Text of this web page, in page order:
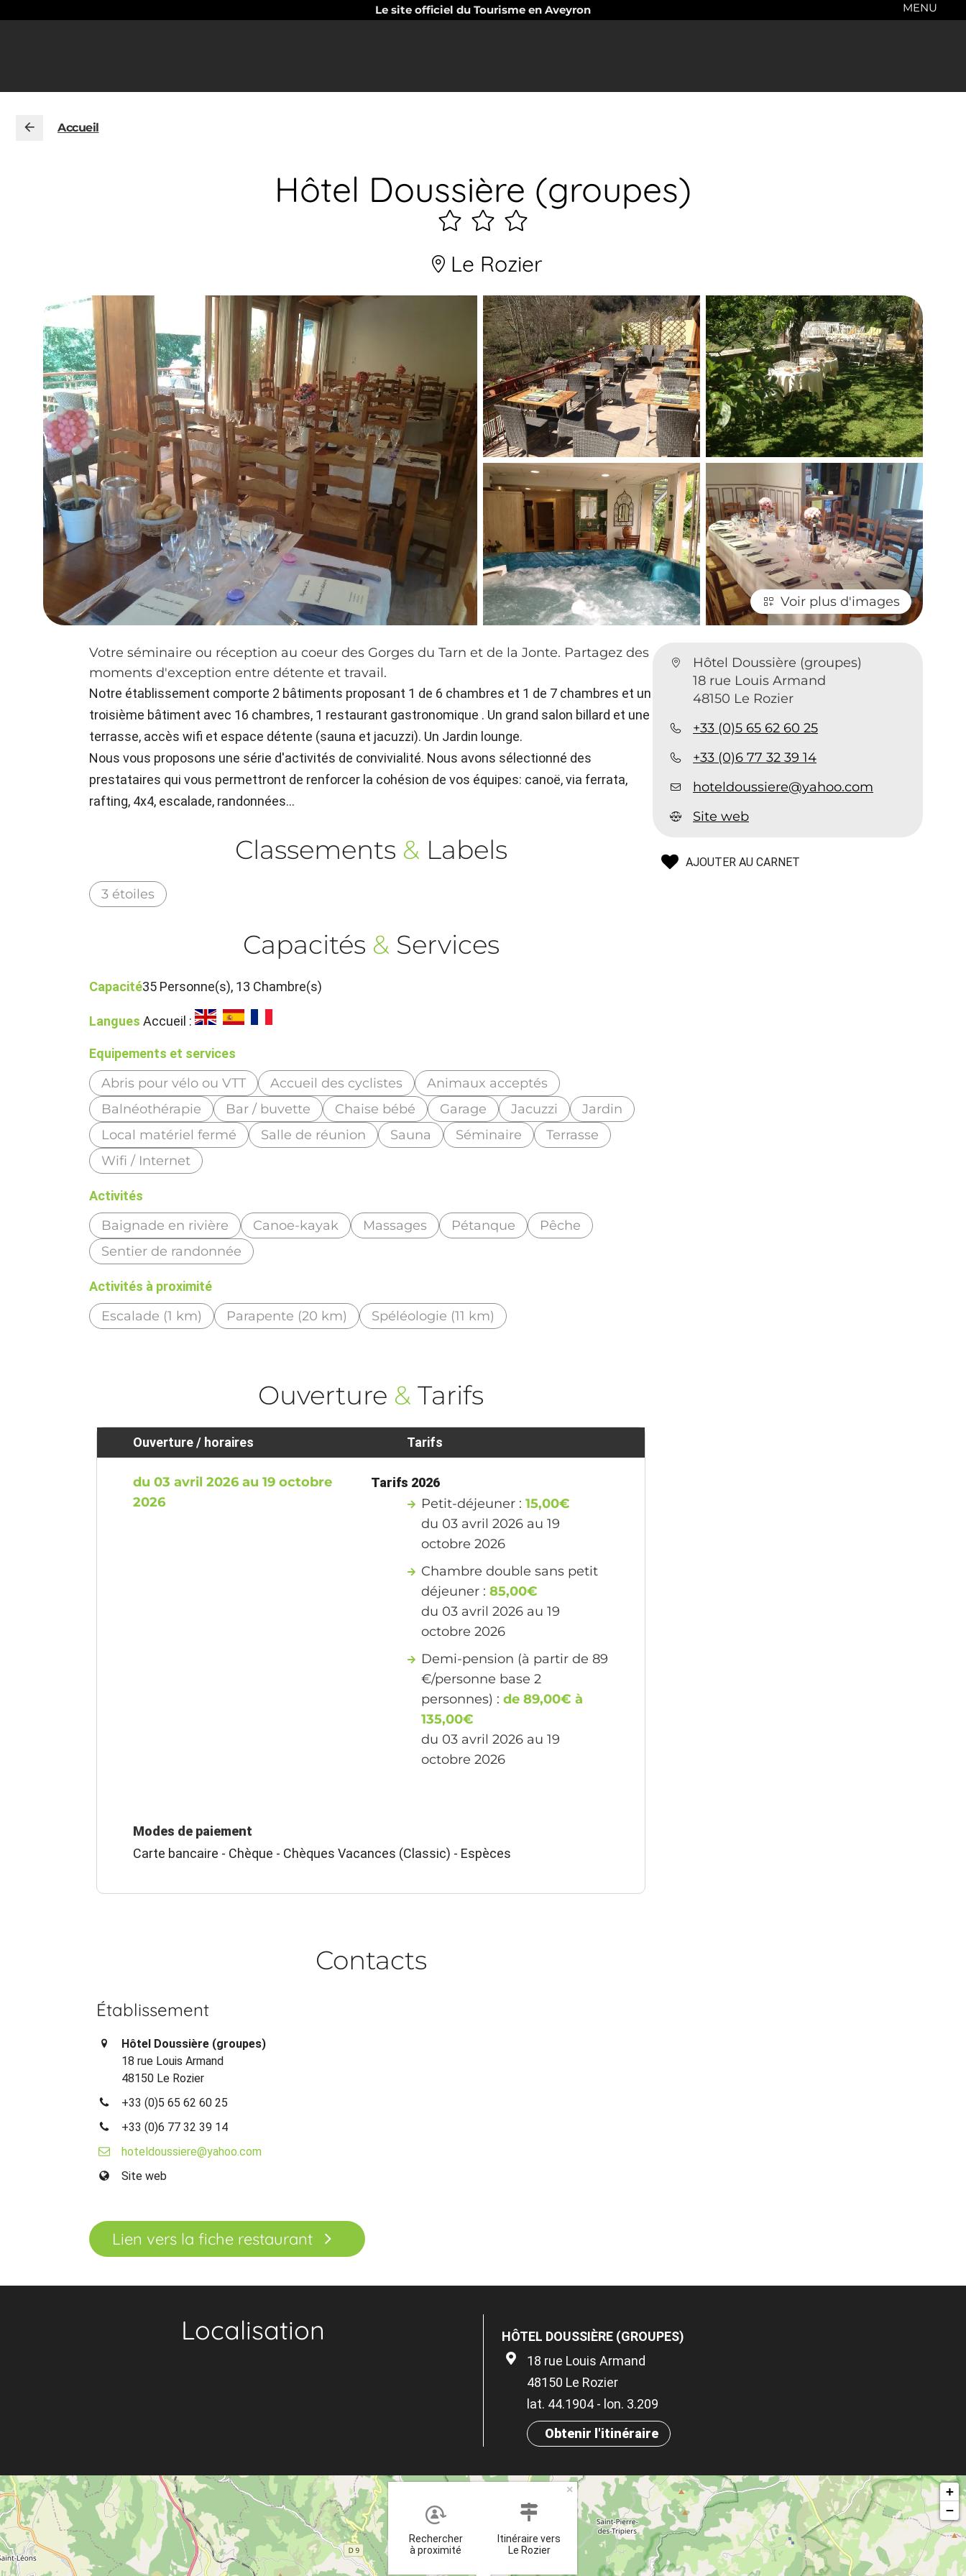
Le site officiel du Tourisme en Aveyron MENU
Accueil
Hôtel Doussière (groupes)
3
étoiles
Le Rozier
Voir plus d'images
Hôtel Doussière (groupes)
18 rue Louis Armand
48150 Le Rozier
+33 (0)5 65 62 60 25
+33 (0)6 77 32 39 14
hoteldoussiere@yahoo.com
Site web
AJOUTER AU CARNET
Votre séminaire ou réception au coeur des Gorges du Tarn et de la Jonte. Partagez des
moments d'exception entre détente et travail.
Notre établissement comporte 2 bâtiments proposant 1 de 6 chambres et 1 de 7 chambres et un
troisième bâtiment avec 16 chambres, 1 restaurant gastronomique . Un grand salon billard et une
terrasse, accès wifi et espace détente (sauna et jacuzzi). Un Jardin lounge.
Nous vous proposons une série d'activités de convivialité. Nous avons sélectionné des
prestataires qui vous permettront de renforcer la cohésion de vos équipes: canoë, via ferrata,
rafting, 4x4, escalade, randonnées...
Classements & Labels
3 étoiles
Capacités & Services
Capacité35 Personne(s), 13 Chambre(s)
Langues Accueil :
Equipements et services
Abris pour vélo ou VTT Accueil des cyclistes
Animaux acceptés
Balnéothérapie
Bar / buvette Chaise bébé Garage Jacuzzi
Jardin
Local matériel fermé
Salle de réunion Sauna Séminaire
Terrasse
Wifi / Internet
Activités
Baignade en rivière Canoe-kayak Massages Pétanque
Pêche
Sentier de randonnée
Activités à proximité
Escalade (1 km) Parapente (20 km) Spéléologie (11 km)
Ouverture & Tarifs
Ouverture / horaires
du 03 avril 2026 au 19 octobre
2026
Tarifs
Tarifs 2026
Petit-déjeuner :15,00€
du 03 avril 2026 au 19
octobre 2026
Chambre double sans petit
déjeuner :85,00€
du 03 avril 2026 au 19
octobre 2026
Demi-pension (à partir de 89
€/personne base 2
personnes) :de 89,00€ à
135,00€
du 03 avril 2026 au 19
octobre 2026
Modes de paiement
Carte bancaire - Chèque - Chèques Vacances (Classic) - Espèces
Contacts
Établissement
Hôtel Doussière (groupes)
18 rue Louis Armand
48150 Le Rozier
+33 (0)5 65 62 60 25
+33 (0)6 77 32 39 14
hoteldoussiere@yahoo.com
Site web
Lien vers la fiche restaurant
Localisation
HÔTEL DOUSSIÈRE (GROUPES)
18 rue Louis Armand
48150 Le Rozier
lat. 44.1904 - lon. 3.209
Obtenir l'itinéraire
Rechercher
à proximité
Itinéraire vers
Le Rozier
×
+
−